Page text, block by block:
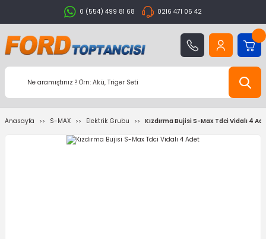
0 (554) 499 81 68 0216 471 05 42
Anasayfa S-MAX Elektrik Grubu Kızdırma Bujisi S-Max Tdci Vidalı 4